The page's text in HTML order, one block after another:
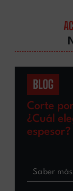
BLOG
Corte
¿Cuál
espesor?
Saber más